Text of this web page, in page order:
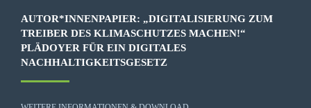
AUTOR*INNENPAPIER: „DIGITALISIERUNG ZUM
TREIBER DES KLIMASCHUTZES MACHEN!“
PLÄDOYER FÜR EIN DIGITALES
NACHHALTIGKEITSGESETZ